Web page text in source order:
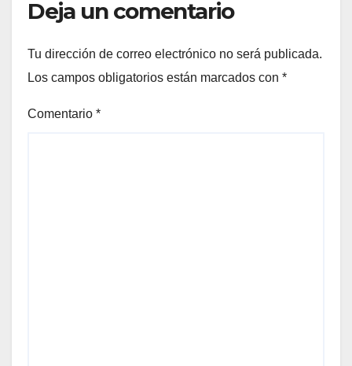
Deja un comentario
Tu dirección de correo electrónico no será publicada.
Los campos obligatorios están marcados con *
Comentario *